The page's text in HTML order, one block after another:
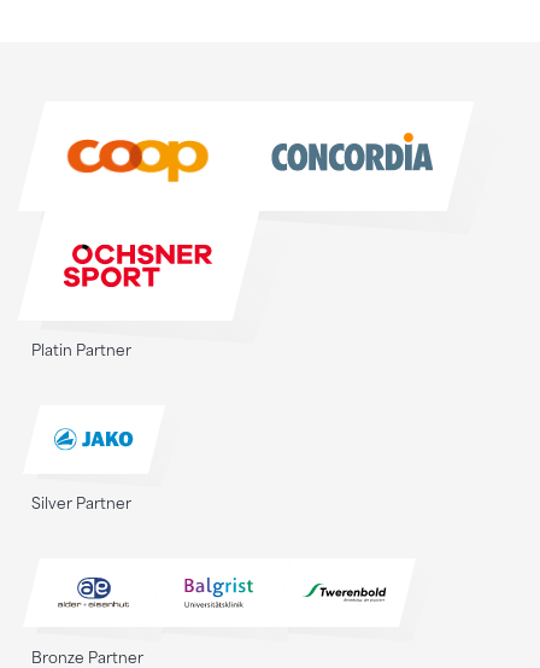
Platin Partner
Silver Partner
Bronze Partner